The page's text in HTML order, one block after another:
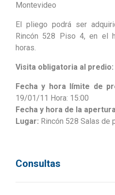
Montevideo
El pliego podrá ser
Rincón 528 Piso 4, en el
horas.
Visita obligatoria al predio:
Fecha y hora límite de
19/01/11 Hora: 15:00
Fecha y hora de la
Lugar: Rincón 528 Salas de
Consultas